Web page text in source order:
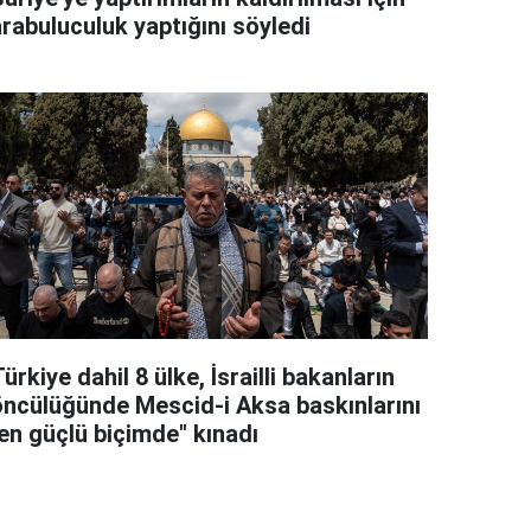
yaptığını söyledi
dahil 8 ülke, İsrailli bakanların
Mescid-i Aksa baskınlarını
güçlü biçimde" kınadı